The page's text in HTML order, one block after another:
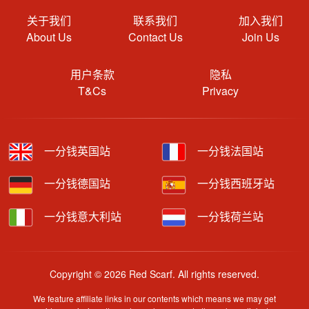
关于我们
About Us
联系我们
Contact Us
加入我们
Join Us
用户条款
T&Cs
隐私
Privacy
一分钱英国站 一分钱法国站
一分钱德国站 一分钱西班牙站
一分钱意大利站 一分钱荷兰站
Copyright © 2026 Red Scarf. All rights reserved.
We feature affiliate links in our contents which means we may get